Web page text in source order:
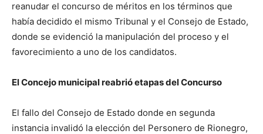
reanudar el concurso de méritos en los términos que
había decidido el mismo Tribunal y el Consejo de Estado,
donde se evidenció la manipulación del proceso y el
favorecimiento a uno de los candidatos.
El Concejo municipal reabrió etapas del Concurso
El fallo del Consejo de Estado donde en segunda
instancia invalidó la elección del Personero de Rionegro,